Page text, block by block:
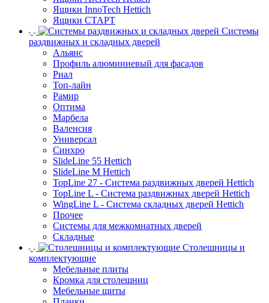
Ящики InnoTech Hettich
Ящики СТАРТ
Системы
раздвижных и складных дверей
Альянс
Профиль алюминиевый для фасадов
Риал
Топ-лайн
Рамир
Оптима
Марбела
Валенсия
Универсал
Синхро
SlideLine 55 Hettich
SlideLine M Hettich
TopLine 27 - Система раздвижных дверей Hettich
TopLine L - Система раздвижных дверей Hettich
WingLine L - Система складных дверей Hettich
Прочее
Системы для межкомнатных дверей
Складные
Столешницы и
комплектующие
Мебельные плиты
Кромка для столешниц
Мебельные щиты